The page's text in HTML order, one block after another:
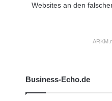
Websites an den
Business-Echo.de